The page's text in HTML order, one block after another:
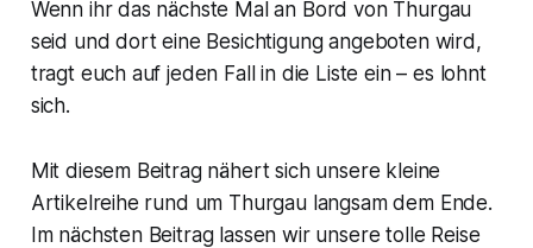
bewegen, Fragen stellen und Fotos
machen (Videos sind dort
verboten). Rund eine halbe Stunde
Wenn ihr das nächste Mal an Bord von Thurgau
seid und dort eine Besichtigung angeboten wird,
tragt euch auf jeden Fall in die Liste ein – es lohnt
sich.
Mit diesem Beitrag nähert sich unsere kleine
Artikelreihe rund um Thurgau langsam dem Ende.
Im nächsten Beitrag lassen wir unsere tolle Reise